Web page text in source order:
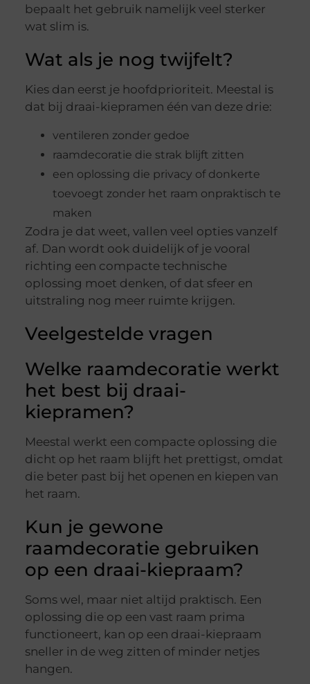
bepaalt het gebruik namelijk veel sterker
wat slim is.
Wat als je nog twijfelt?
Kies dan eerst je hoofdprioriteit. Meestal is
dat bij draai-kiepramen één van deze drie:
ventileren zonder gedoe
raamdecoratie die strak blijft zitten
een oplossing die privacy of donkerte
toevoegt zonder het raam onpraktisch te
maken
Zodra je dat weet, vallen veel opties vanzelf
af. Dan wordt ook duidelijk of je vooral
richting een compacte technische
oplossing moet denken, of dat sfeer en
uitstraling nog meer ruimte krijgen.
Veelgestelde vragen
Welke raamdecoratie werkt
het best bij draai-
kiepramen?
Meestal werkt een compacte oplossing die
dicht op het raam blijft het prettigst, omdat
die beter past bij het openen en kiepen van
het raam.
Kun je gewone
raamdecoratie gebruiken
op een draai-kiepraam?
Soms wel, maar niet altijd praktisch. Een
oplossing die op een vast raam prima
functioneert, kan op een draai-kiepraam
sneller in de weg zitten of minder netjes
hangen.